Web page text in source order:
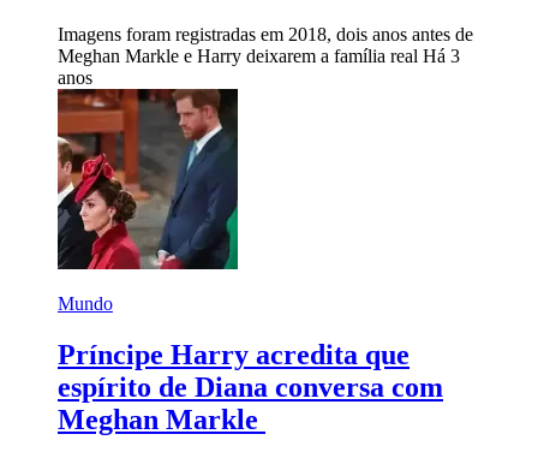
Imagens foram registradas em 2018, dois anos antes de
Meghan Markle e Harry deixarem a família real Há 3
anos
Mundo
Príncipe Harry acredita que
espírito de Diana conversa com
Meghan Markle